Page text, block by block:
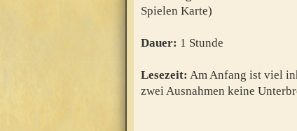
Spielen Karte)
Dauer: 1 Stunde
Lesezeit: Am Anfang ist viel
zwei Ausnahmen keine